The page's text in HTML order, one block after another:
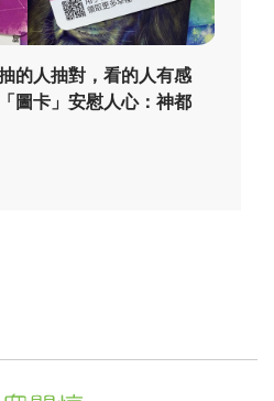
的人抽對，看的人有感
圖卡」安慰人心：神都